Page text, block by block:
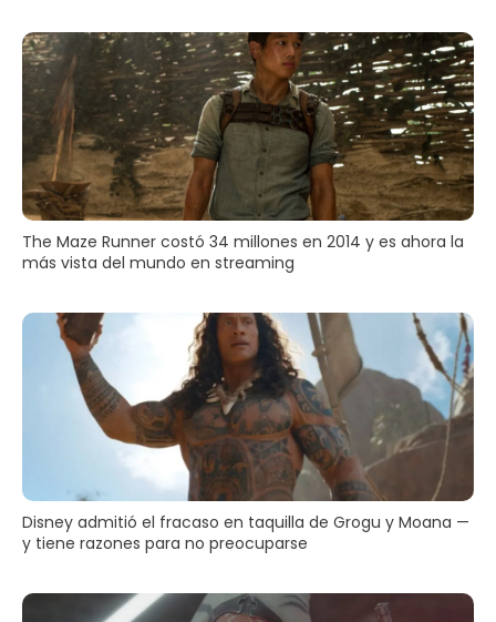
The Maze Runner costó 34 millones en 2014 y es ahora la
más vista del mundo en streaming
Disney admitió el fracaso en taquilla de Grogu y Moana —
y tiene razones para no preocuparse